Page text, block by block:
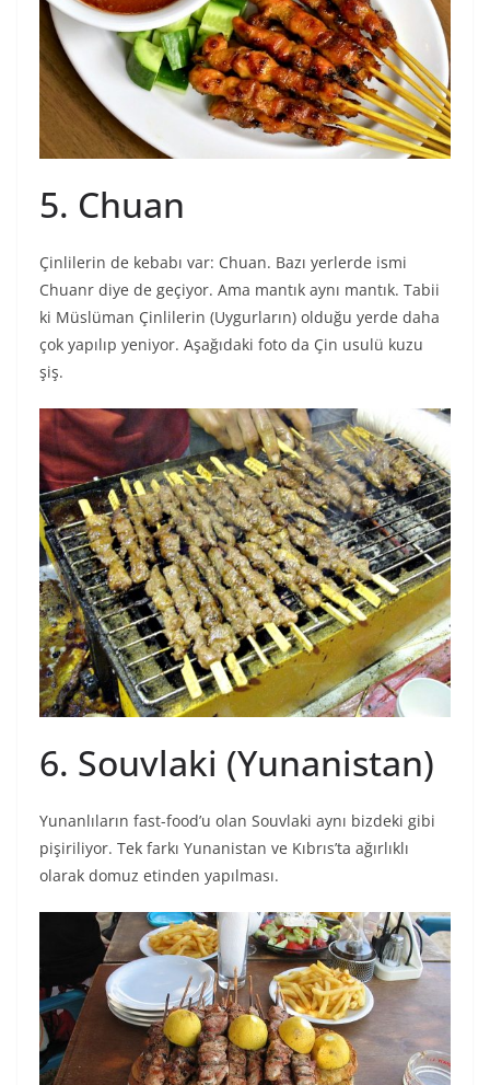
5. Chuan
Çinlilerin de kebabı var: Chuan. Bazı yerlerde ismi
Chuanr diye de geçiyor. Ama mantık aynı mantık. Tabii
ki Müslüman Çinlilerin (Uygurların) olduğu yerde daha
çok yapılıp yeniyor. Aşağıdaki foto da Çin usulü kuzu
şiş.
6. Souvlaki (Yunanistan)
Yunanlıların fast-food’u olan Souvlaki aynı bizdeki gibi
pişiriliyor. Tek farkı Yunanistan ve Kıbrıs’ta ağırlıklı
olarak domuz etinden yapılması.